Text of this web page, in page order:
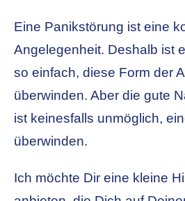
Eine Panikstörung ist eine
Angelegenheit. Deshalb ist
so einfach, diese Form der
überwinden. Aber die gute
ist keinesfalls unmöglich,
überwinden.
Ich möchte Dir eine kleine